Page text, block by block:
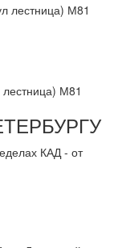
лестница) М81
лестница) М81
КАД - от